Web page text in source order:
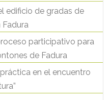
edificio de gradas de
participativo para
de Fadura
en el encuentro